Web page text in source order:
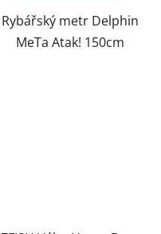
Rybářský metr Delphin
MeTa Atak! 150cm